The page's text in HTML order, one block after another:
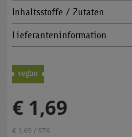
Inhaltsstoffe / Zutaten
Lieferanteninformation
€ 1,69
€ 1,69 / STK